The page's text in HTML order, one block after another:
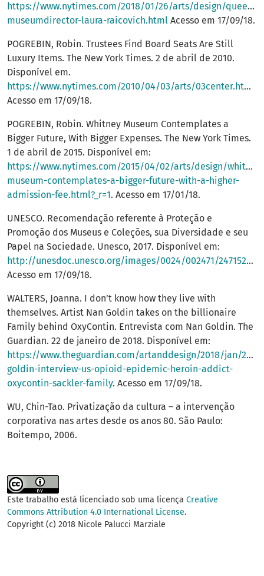
https://www.nytimes.com/2018/01/26/arts/design/queens-
museumdirector-laura-raicovich.html Acesso em 17/09/18.
POGREBIN, Robin. Trustees Find Board Seats Are Still
Luxury Items. The New York Times. 2 de abril de 2010.
Disponível em.
https://www.nytimes.com/2010/04/03/arts/03center.html
Acesso em 17/09/18.
POGREBIN, Robin. Whitney Museum Contemplates a
Bigger Future, With Bigger Expenses. The New York Times.
1 de abril de 2015. Disponível em:
https://www.nytimes.com/2015/04/02/arts/design/whitney-
museum-contemplates-a-bigger-future-with-a-higher-
admission-fee.html?_r=1. Acesso em 17/01/18.
UNESCO. Recomendação referente à Proteção e
Promoção dos Museus e Coleções, sua Diversidade e seu
Papel na Sociedade. Unesco, 2017. Disponível em:
http://unesdoc.unesco.org/images/0024/002471/247152POR.pdf
Acesso em 17/09/18.
WALTERS, Joanna. I don’t know how they live with
themselves. Artist Nan Goldin takes on the billionaire
Family behind OxyContin. Entrevista com Nan Goldin. The
Guardian. 22 de janeiro de 2018. Disponível em:
https://www.theguardian.com/artanddesign/2018/jan/22/
goldin-interview-us-opioid-epidemic-heroin-addict-
oxycontin-sackler-family. Acesso em 17/09/18.
WU, Chin-Tao. Privatização da cultura – a intervenção
corporativa nas artes desde os anos 80. São Paulo:
Boitempo, 2006.
Este trabalho está licenciado sob uma licença Creative
Commons Attribution 4.0 International License.
Copyright (c) 2018 Nicole Palucci Marziale